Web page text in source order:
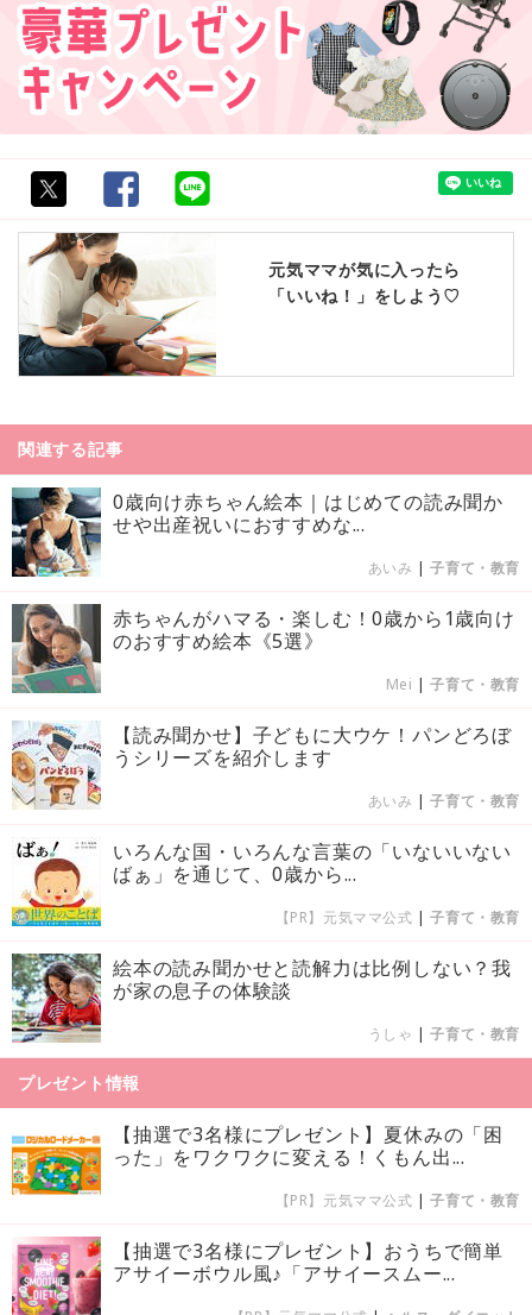
元気ママが気に入ったら
「いいね！」をしよう♡
関連する記事
0歳向け赤ちゃん絵本｜はじめての読み聞か
せや出産祝いにおすすめな...
あいみ |子育て・教育
赤ちゃんがハマる・楽しむ！0歳から1歳向け
のおすすめ絵本《5選》
Mei |子育て・教育
【読み聞かせ】子どもに大ウケ！パンどろぼ
うシリーズを紹介します
あいみ |子育て・教育
いろんな国・いろんな言葉の「いないいない
ばぁ」を通じて、0歳から...
【PR】元気ママ公式 |子育て・教育
絵本の読み聞かせと読解力は比例しない？我
が家の息子の体験談
うしゃ |子育て・教育
プレゼント情報
【抽選で3名様にプレゼント】夏休みの「困
った」をワクワクに変える！くもん出...
【PR】元気ママ公式 |子育て・教育
【抽選で3名様にプレゼント】おうちで簡単
アサイーボウル風♪「アサイースムー...